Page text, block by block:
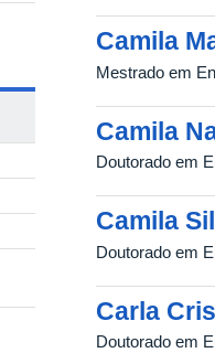
Camila
Mestrado em
Camila
Doutorado em
Camila
Doutorado em
Carla
Doutorado em